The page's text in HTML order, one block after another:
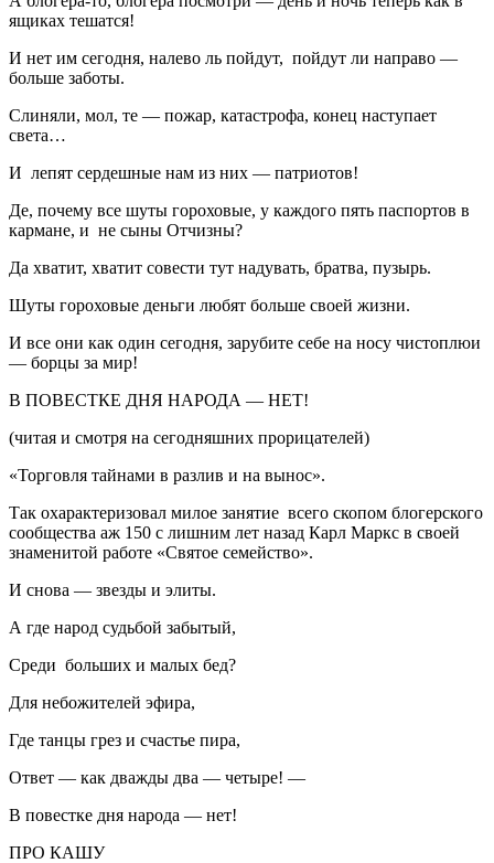
ящиках тешатся!
И нет им сегодня, налево ль пойдут, пойдут ли направо —
больше заботы.
Слиняли, мол, те — пожар, катастрофа, конец наступает
света…
И лепят сердешные нам из них — патриотов!
Де, почему все шуты гороховые, у каждого пять паспортов в
кармане, и не сыны Отчизны?
Да хватит, хватит совести тут надувать, братва, пузырь.
Шуты гороховые деньги любят больше своей жизни.
И все они как один сегодня, зарубите себе на носу чистоплюи
— борцы за мир!
В ПОВЕСТКЕ ДНЯ НАРОДА — НЕТ!
(читая и смотря на сегодняшних прорицателей)
«Торговля тайнами в разлив и на вынос».
Так охарактеризовал милое занятие всего скопом блогерского
сообщества аж 150 с лишним лет назад Карл Маркс в своей
знаменитой работе «Святое семейство».
И снова — звезды и элиты.
А где народ судьбой забытый,
Среди больших и малых бед?
Для небожителей эфира,
Где танцы грез и счастье пира,
Ответ — как дважды два — четыре! —
В повестке дня народа — нет!
ПРО КАШУ